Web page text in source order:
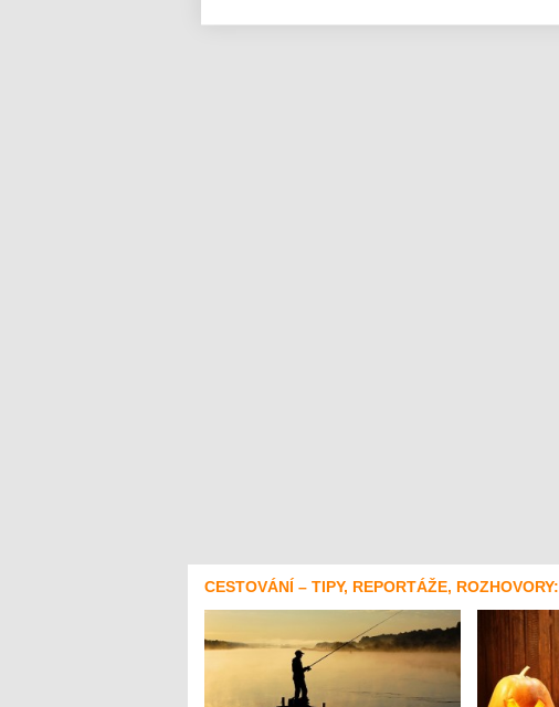
CESTOVÁNÍ – TIPY, REPORTÁŽE, ROZHOVORY: